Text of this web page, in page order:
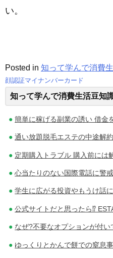
い。
Posted in 知って学んで消費
投
ー
シ
ョ
ン
顔認証マイナンバーカード
知って学んで消費生活豆知
簡単に稼げる副業の誘い 借金
通い放題脱毛エステの中途解
定期購入トラブル 購入前には
心当たりのない国際電話に警
学生に広がる投資やもうけ話
公式サイトだと思ったら⁉
なぜ?不要なオプションが付
ゆっくりとかんで餅での窒息